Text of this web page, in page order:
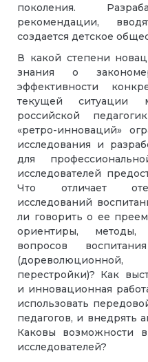
поколения.
рекомендации,
создается детское
В какой степени
знания о
эффективности
текущей ситуации
российской
«ретро-инноваций»
исследования и
для
исследователей
Что отличает
исследований
ли говорить о ее
ориентиры, методы,
вопросов
перестройки)? Как
и инновационная
использовать
педагогов, и внедрять
Каковы возможности
исследователей?